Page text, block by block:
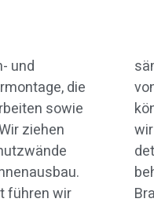
und
die
sowie
ziehen
führen wir
es
erwarten
dürfen
Artikel
das Thema